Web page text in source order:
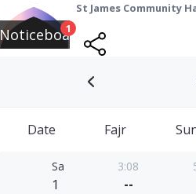
Noticeboard
1
St James Community
Date Fajr
Sa
1
3:08
--